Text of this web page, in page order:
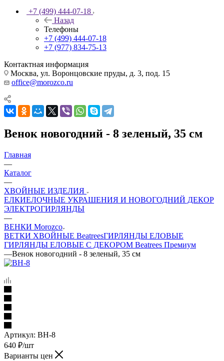
+7 (499) 444-07-18
Назад
Телефоны
+7 (499) 444-07-18
+7 (977) 834-75-13
Контактная информация
Москва, ул. Воронцовские пруды, д. 3, под. 15
office@morozco.ru
Венок новогодний - 8 зеленый, 35 см
Главная
—
Каталог
—
ХВОЙНЫЕ ИЗДЕЛИЯ
ЕЛКИЕЛОЧНЫЕ УКРАШЕНИЯ И НОВОГОДНИЙ ДЕКОР
ЭЛЕКТРОГИРЛЯНДЫ
—
ВЕНКИ Morozco
ВЕТКИ ХВОЙНЫЕ BeatreesГИРЛЯНДЫ ЕЛОВЫЕ
ГИРЛЯНДЫ ЕЛОВЫЕ С ДЕКОРОМ Beatrees Премиум
—Венок новогодний - 8 зеленый, 35 см
Артикул: ВН-8
640 ₽/шт
Варианты цен